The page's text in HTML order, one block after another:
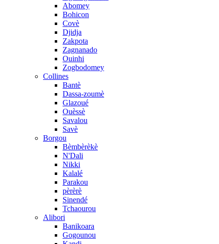
Abomey
Bohicon
Covè
Djidja
Zakpota
Zagnanado
Ouinhi
Zogbodomey
Collines
Bantè
Dassa-zoumè
Glazoué
Ouèssè
Savalou
Savè
Borgou
Bèmbèrèkè
N'Dali
Nikki
Kalalé
Parakou
pèrèrè
Sinendé
Tchaourou
Alibori
Banikoara
Gogounou